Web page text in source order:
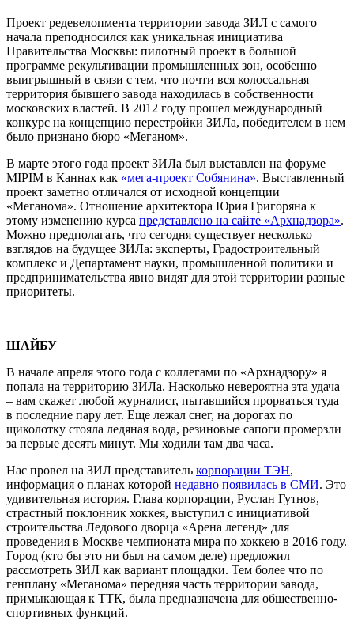
Проект редевелопмента территории завода ЗИЛ с самого
начала преподносился как уникальная инициатива
Правительства Москвы: пилотный проект в большой
программе рекультивации промышленных зон, особенно
выигрышный в связи с тем, что почти вся колоссальная
территория бывшего завода находилась в собственности
московских властей. В 2012 году прошел международный
конкурс на концепцию перестройки ЗИЛа, победителем в нем
было признано бюро «Меганом».
В марте этого года проект ЗИЛа был выставлен на форуме
MIPIM в Каннах как «мега-проект Собянина». Выставленный
проект заметно отличался от исходной концепции
«Меганома». Отношение архитектора Юрия Григоряна к
этому изменению курса представлено на сайте «Архнадзора».
Можно предполагать, что сегодня существует несколько
взглядов на будущее ЗИЛа: эксперты, Градостроительный
комплекс и Департамент науки, промышленной политики и
предпринимательства явно видят для этой территории разные
приоритеты.
ШАЙБУ
В начале апреля этого года с коллегами по «Архнадзору» я
попала на территорию ЗИЛа. Насколько невероятна эта удача
– вам скажет любой журналист, пытавшийся прорваться туда
в последние пару лет. Еще лежал снег, на дорогах по
щиколотку стояла ледяная вода, резиновые сапоги промерзли
за первые десять минут. Мы ходили там два часа.
Нас провел на ЗИЛ представитель корпорации ТЭН,
информация о планах которой недавно появилась в СМИ. Это
удивительная история. Глава корпорации, Руслан Гутнов,
страстный поклонник хоккея, выступил с инициативой
строительства Ледового дворца «Арена легенд» для
проведения в Москве чемпионата мира по хоккею в 2016 году.
Город (кто бы это ни был на самом деле) предложил
рассмотреть ЗИЛ как вариант площадки. Тем более что по
генплану «Меганома» передняя часть территории завода,
примыкающая к ТТК, была предназначена для общественно-
спортивных функций.